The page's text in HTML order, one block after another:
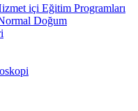
içi Eğitim Programları
Doğum